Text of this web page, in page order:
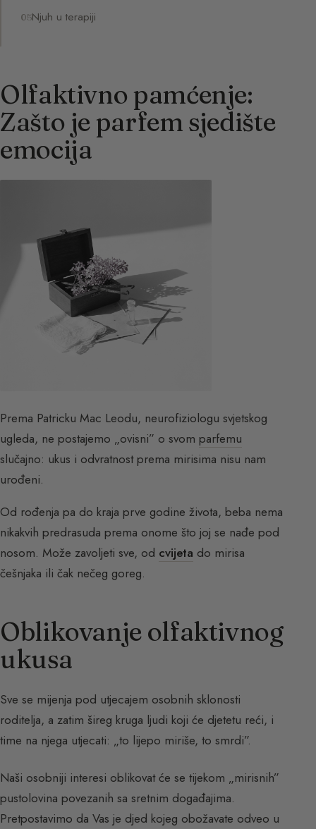
Njuh u terapiji
Olfaktivno pamćenje:
Zašto je parfem sjedište
emocija
Prema Patricku Mac Leodu, neurofiziologu svjetskog
ugleda, ne postajemo „ovisni” o svom parfemu
slučajno: ukus i odvratnost prema mirisima nisu nam
urođeni.
Od rođenja pa do kraja prve godine života, beba nema
nikakvih predrasuda prema onome što joj se nađe pod
nosom. Može zavoljeti sve, od cvijeta do mirisa
češnjaka ili čak nečeg goreg.
Oblikovanje olfaktivnog
ukusa
Sve se mijenja pod utjecajem osobnih sklonosti
roditelja, a zatim šireg kruga ljudi koji će djetetu reći, i
time na njega utjecati: „to lijepo miriše, to smrdi”.
Naši osobniji interesi oblikovat će se tijekom „mirisnih”
pustolovina povezanih sa sretnim događajima.
Pretpostavimo da Vas je djed kojeg obožavate odveo u